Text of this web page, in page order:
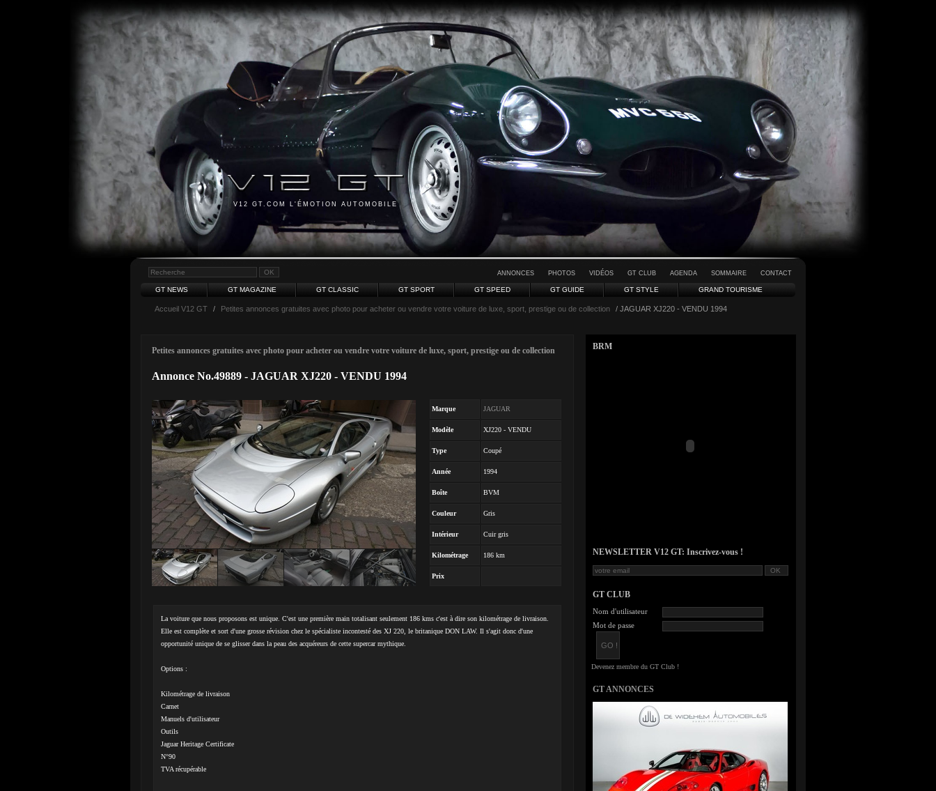
V12 GT.COM L'ÉMOTION AUTOMOBILE
ANNONCES PHOTOS VIDÉOS GT CLUB AGENDA SOMMAIRE CONTACT
GT NEWS GT MAGAZINE GT CLASSIC GT SPORT GT SPEED GT GUIDE GT STYLE GRAND TOURISME
Accueil V12 GT / Petites annonces gratuites avec photo pour acheter ou vendre votre voiture de luxe, sport, prestige ou de collection / JAGUAR XJ220 - VENDU 1994
Petites annonces gratuites avec photo pour acheter ou vendre votre voiture de luxe, sport, prestige ou de collection
Annonce No.49889 - JAGUAR XJ220 - VENDU 1994
Marque JAGUAR
Modèle XJ220 - VENDU
Type Coupé
Année 1994
Boîte BVM
Couleur Gris
Intérieur Cuir gris
Kilométrage 186 km
Prix
La voiture que nous proposons est unique. C'est une première main totalisant seulement 186 kms c'est à dire son kilométrage de livraison.
Elle est complète et sort d'une grosse révision chez le spécialiste incontesté des XJ 220, le britanique DON LAW. Il s'agit donc d'une
opportunité unique de se glisser dans la peau des acquéreurs de cette supercar mythique.
Options :
Kilométrage de livraison
Carnet
Manuels d'utilisateur
Outils
Jaguar Heritage Certificate
N°90
TVA récupérable
BRM
NEWSLETTER V12 GT: Inscrivez-vous !
GT CLUB
Nom d'utilisateur
Mot de passe
GT ANNONCES